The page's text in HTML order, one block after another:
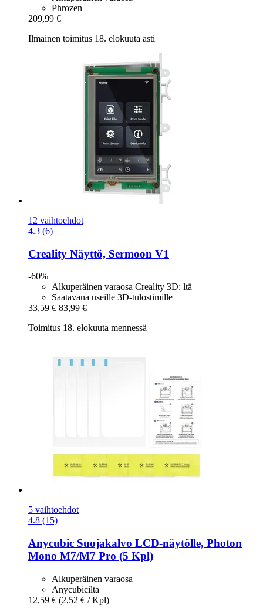
Phrozen
209,99 €
Ilmainen toimitus 18. elokuuta asti
12 vaihtoehdot
4.3 (6)
Creality Näyttö, Sermoon V1
-60%
Alkuperäinen varaosa Creality 3D: ltä
Saatavana useille 3D-tulostimille
33,59 € 83,99 €
Toimitus 18. elokuuta mennessä
5 vaihtoehdot
4.8 (15)
Anycubic Suojakalvo LCD-​näytölle, Photon
Mono M7/M7 Pro (5 Kpl)
Alkuperäinen varaosa
Anycubicilta
12,59 € (2,52 € / Kpl)